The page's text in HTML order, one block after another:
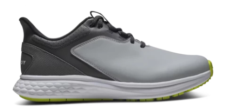
Boty